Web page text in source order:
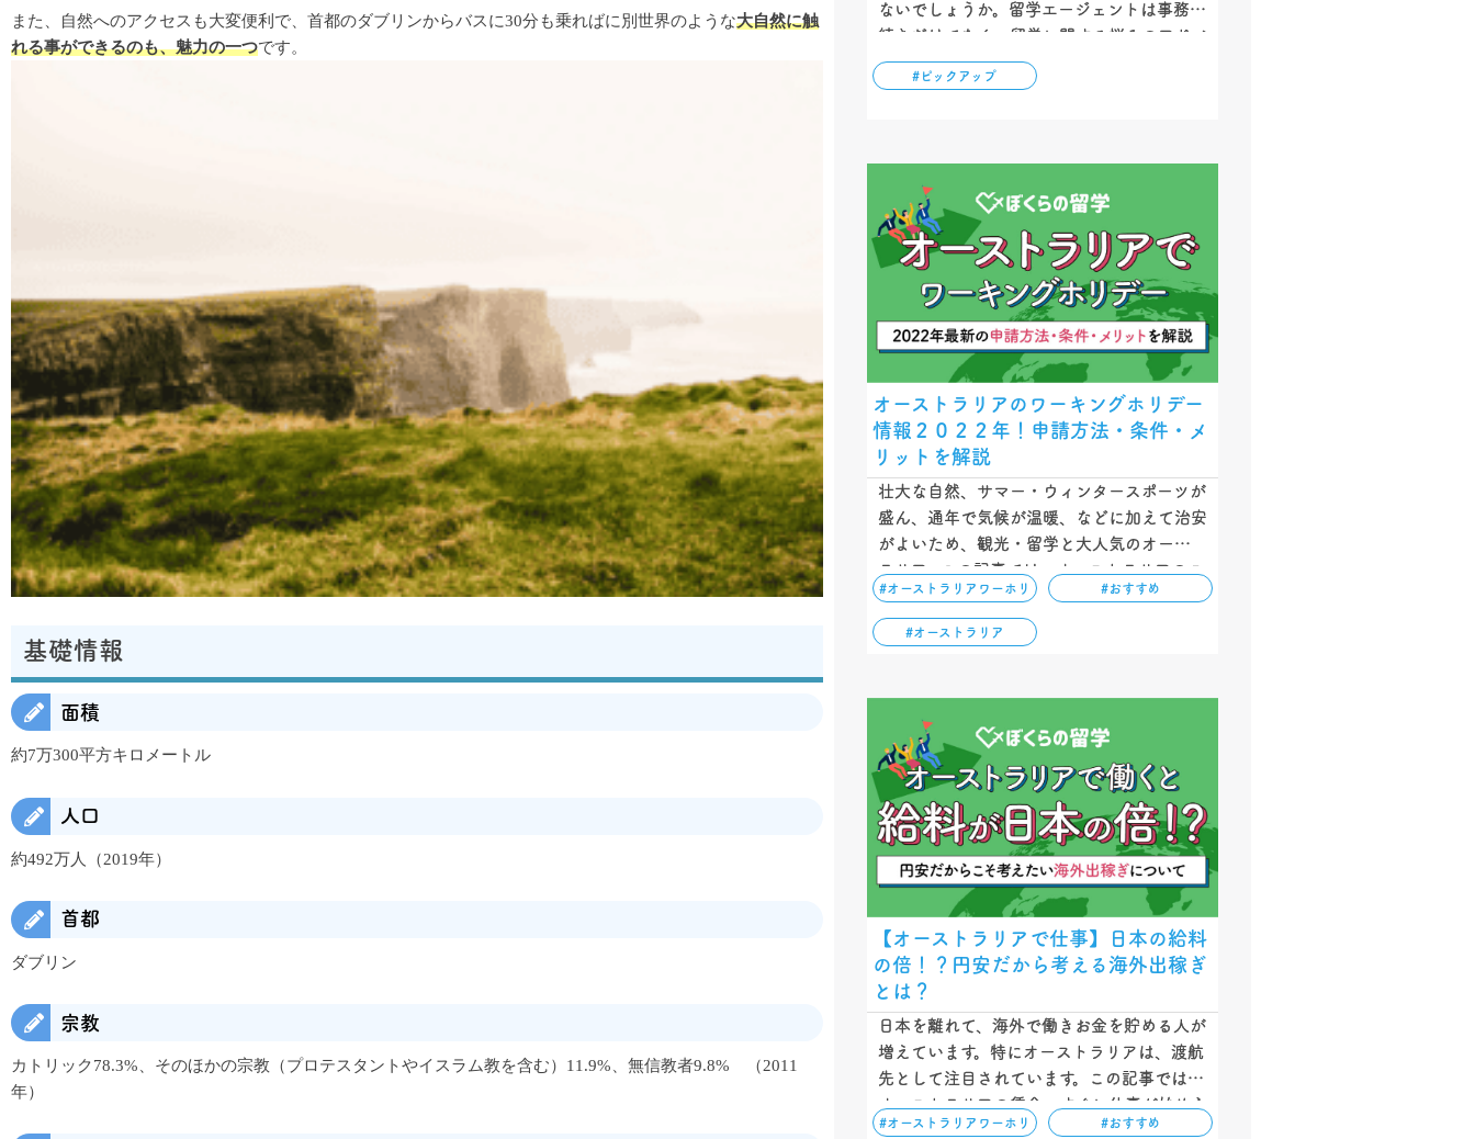
また、自然へのアクセスも大変便利で、首都のダブリンからバスに30分も乗ればに別世界のような大自然に触
れる事ができるのも、魅力の一つです。
基礎情報
面積
約7万300平方キロメートル
人口
約492万人（2019年）
首都
ダブリン
宗教
カトリック78.3%、そのほかの宗教（プロテスタントやイスラム教を含む）11.9%、無信教者9.8% （2011
年）
ないでしょうか。留学エージェントは事務手
続きだけでなく、留学に関する悩みのアドバ
イスや渡航のサポートも行っています。留学
エージェントを利用するメリット・デメリッ
#ピックアップ
オーストラリアのワーキングホリデー
情報２０２２年！申請方法・条件・メ
リットを解説
壮大な自然、サマー・ウィンタースポーツが
盛ん、通年で気候が温暖、などに加えて治安
がよいため、観光・留学と大人気のオースト
ラリア。この記事では、オーストラリアのワ
ーキングホリデー最新情報（２０２２年版）
の申請方法、参加条件、そして滞在するメリ
ットを解説していきます。…
#オーストラリアワーホリ #おすすめ
#オーストラリア
【オーストラリアで仕事】日本の給料
の倍！？円安だから考える海外出稼ぎ
とは？
日本を離れて、海外で働きお金を貯める人が
増えています。特にオーストラリアは、渡航
先として注目されています。この記事では、
オーストラリアの賃金、すぐに仕事が始めら
れるビザの種類、そして働くために必要な英
#オーストラリアワーホリ #おすすめ